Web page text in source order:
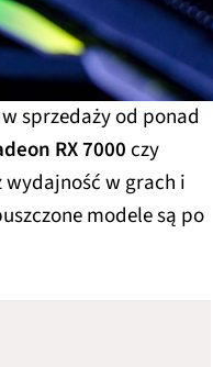
sprzedaży od ponad
RX 7000czy
wydajność w grach i
modele są po